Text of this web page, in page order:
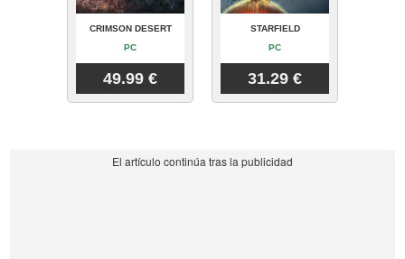
CRIMSON DESERT
PC
49.99 €
STARFIELD
PC
31.29 €